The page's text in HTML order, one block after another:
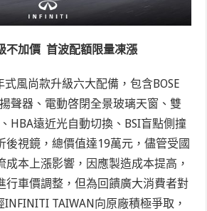
不加價 首波配額限量凍漲
風尚款升級六大配備，包含BOSE
聲器、電動啓閉全景玻璃天窗、雙
HBA遠近光自動切換、BSI盲點側撞
後視鏡，總價值達19萬元，儘管受國
成本上漲影響，因應製造成本提高，
行車價調整，但為回饋廣大消費者對
TAIWAN向原廠積極爭取，